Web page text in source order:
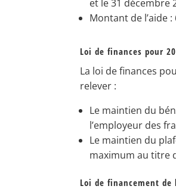
et le 31 décembre
Montant de l’aide
Loi de finances pour
La loi de finances
relever :
Le maintien du
l’employeur des
Le maintien du
maximum au titre
Loi de financement